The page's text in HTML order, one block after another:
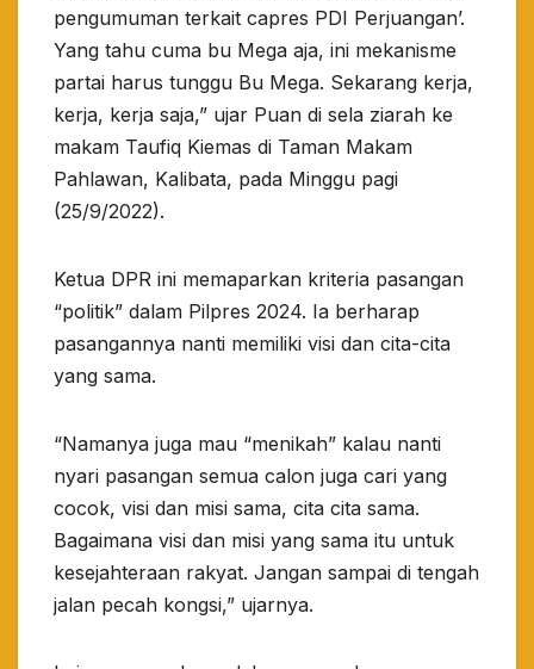
pengumuman terkait capres PDI Perjuangan’.
Yang tahu cuma bu Mega aja, ini mekanisme
partai harus tunggu Bu Mega. Sekarang kerja,
kerja, kerja saja,” ujar Puan di sela ziarah ke
makam Taufiq Kiemas di Taman Makam
Pahlawan, Kalibata, pada Minggu pagi
(25/9/2022).
Ketua DPR ini memaparkan kriteria pasangan
“politik” dalam Pilpres 2024. Ia berharap
pasangannya nanti memiliki visi dan cita-cita
yang sama.
“Namanya juga mau “menikah” kalau nanti
nyari pasangan semua calon juga cari yang
cocok, visi dan misi sama, cita cita sama.
Bagaimana visi dan misi yang sama itu untuk
kesejahteraan rakyat. Jangan sampai di tengah
jalan pecah kongsi,” ujarnya.